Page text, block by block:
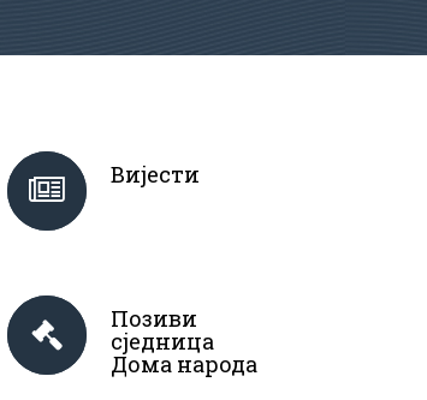
Вијести
Позиви
сједница
Дома народа